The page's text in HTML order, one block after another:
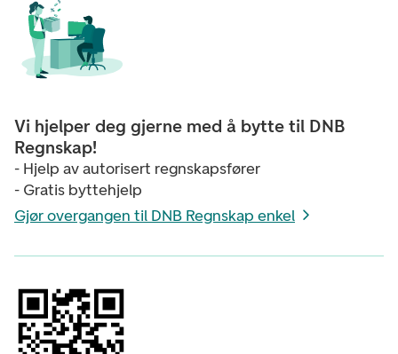
Vi hjelper deg gjerne med å bytte til DNB
Regnskap!
- Hjelp av autorisert regnskapsfører
- Gratis byttehjelp
Gjør overgangen til DNB Regnskap enkel